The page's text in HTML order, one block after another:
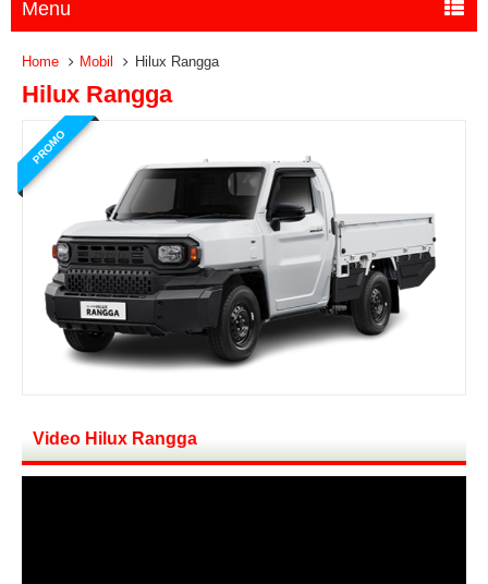
Menu
Home Mobil Hilux Rangga
Hilux Rangga
PROMO
Video Hilux Rangga